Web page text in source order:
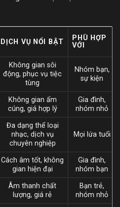
DỊCH VỤ NỔI BẬT
PHÙ HỢP
VỚI
Không gian sôi
động, phục vụ tiệc
tùng
Nhóm bạn,
sự kiện
Không gian ấm
cúng, giá hợp lý
Gia đình,
nhóm nhỏ
Đa dạng thể loại
nhạc, dịch vụ
chuyên nghiệp
Mọi lứa tuổi
Cách âm tốt, không
gian hiện đại
Gia đình,
nhóm bạn
Âm thanh chất
lượng, giá rẻ
Bạn trẻ,
nhóm nhỏ